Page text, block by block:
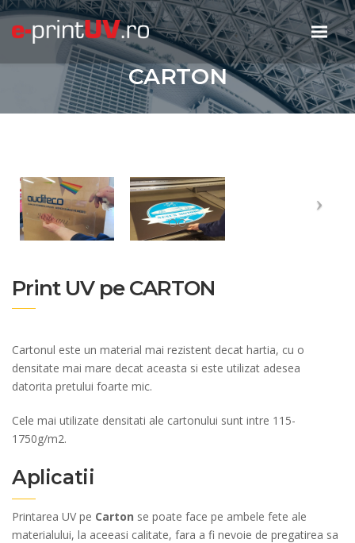
CARTON
Print UV pe CARTON
Cartonul este un material mai rezistent decat hartia, cu o
densitate mai mare decat aceasta si este utilizat adesea
datorita pretului foarte mic.
Cele mai utilizate densitati ale cartonului sunt intre 115-
1750g/m2.
Aplicatii
Printarea UV pe Carton se poate face pe ambele fete ale
materialului, la aceeasi calitate, fara a fi nevoie de pregatirea sa